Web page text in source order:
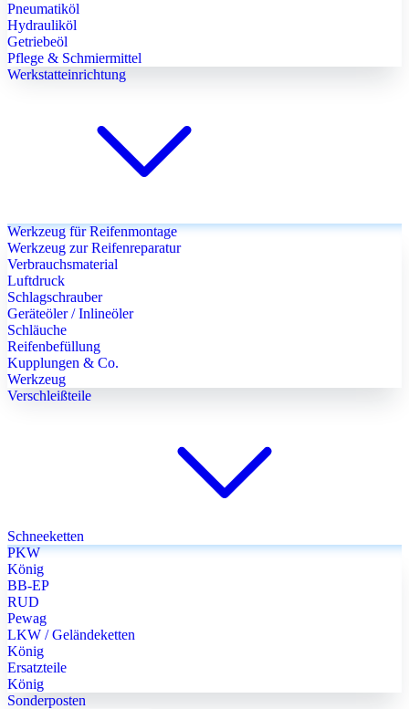
Pneumatiköl
Hydrauliköl
Getriebeöl
Pflege & Schmiermittel
Werkstatteinrichtung
Werkzeug für Reifenmontage
Werkzeug zur Reifenreparatur
Verbrauchsmaterial
Luftdruck
Schlagschrauber
Geräteöler / Inlineöler
Schläuche
Reifenbefüllung
Kupplungen & Co.
Werkzeug
Verschleißteile
Schneeketten
PKW
König
BB-EP
RUD
Pewag
LKW / Geländeketten
König
Ersatzteile
König
Sonderposten